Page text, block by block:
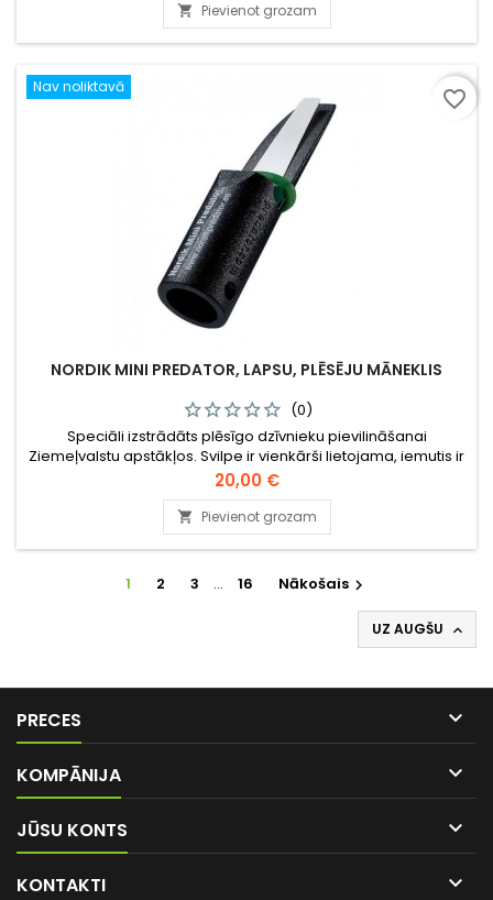
 Pievienot grozam
Nav noliktavā
NORDIK MINI PREDATOR, LAPSU, PLĒSĒJU MĀNEKLIS
(0)
Speciāli izstrādāts plēsīgo dzīvnieku pievilināšanai
Ziemeļvalstu apstākļos. Svilpe ir vienkārši lietojama, iemutis ir
drošs pret sasalšanu. Iespējams radīt ļoti dažādas skaņas.
Šim māneklim ir mazāka mēlīte un plānāka membrāna nekā
tā vecākajam brālim Nordik Predator.
Cena
20,00 €
 Pievienot grozam
favorite_border
1 2 3 … 16 Nākošais
UZ AUGŠU 
PRECES 
KOMPĀNIJA 
JŪSU KONTS 
KONTAKTI 